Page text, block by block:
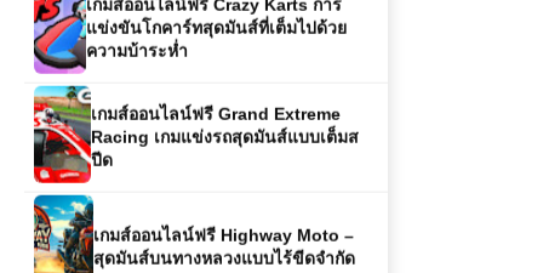
แข่งขันโกคาร์ทสุดมันส์ที่เต็มไปด้วย
ความบ้าระห่ำ
เกมส์ออนไลน์ฟรี Grand Extreme
Racing เกมแข่งรถสุดมันส์แบบเต็มส
ปีด
เกมส์ออนไลน์ฟรี Highway Moto –
สุดมันส์บนทางหลวงแบบไร้ขีดจำกัด